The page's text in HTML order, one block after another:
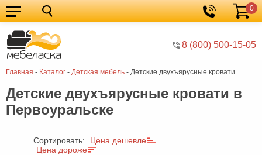
8 (800) 500-15-05
Корзина
0
Главная - Каталог - Детская мебель - Детские двухъярусные кровати
Кухонные
гарнитуры
Мебель
для
кухни
Мебель
для
спальни
Кровати
Шкафы
Диваны
Детские двухъярусные кровати в
Первоуральске
Сортировать:
Цена дешевле
Цена дороже